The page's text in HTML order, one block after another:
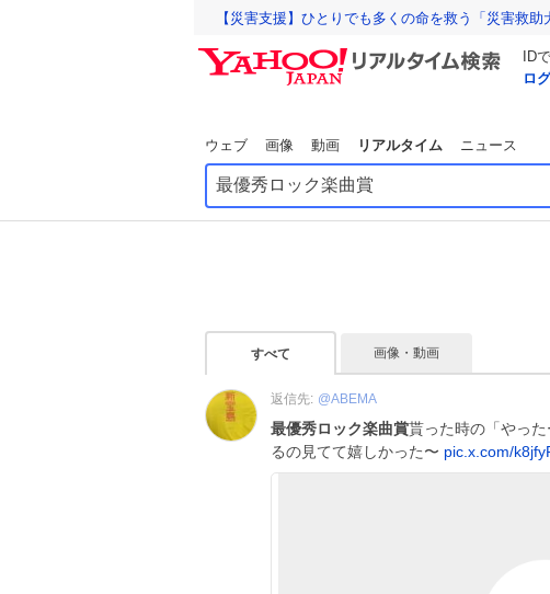
【災害支援】ひとりでも多くの命を救う「災害救助
ID
ロ
ウェブ 画像 動画 リアルタイム ニュース
すべて 画像・動画
返信先: @ABEMA
最優秀ロック楽曲賞貰った時の「やっ
るの見てて嬉しかった〜 pic.x.com/